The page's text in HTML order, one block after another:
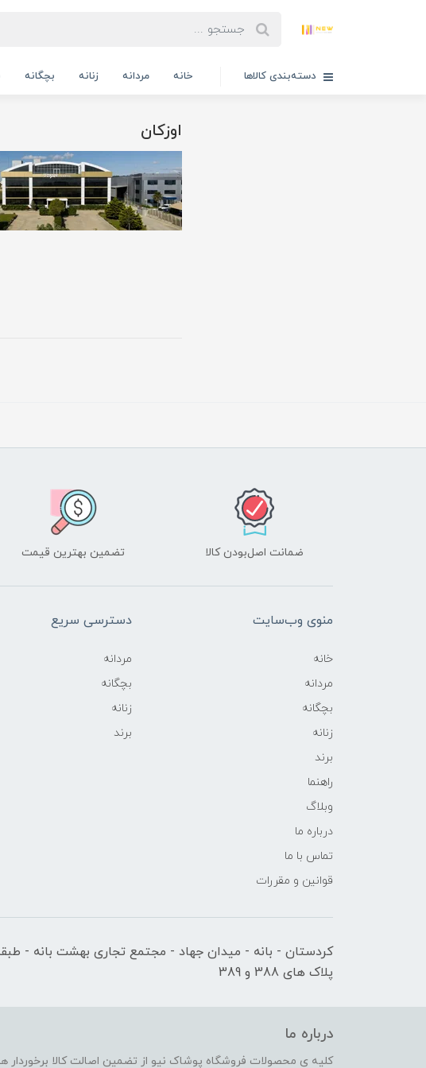
دسته‌بندی کالاها خانه مردانه زنانه بچگانه
اوزکان
ضمانت اصل‌بودن کالا تضمین بهترین قیمت
منوی وب‌سایت
خانه
مردانه
بچگانه
زنانه
برند
راهنما
وبلاگ
درباره ما
تماس با ما
قوانین و مقررات
دسترسی سریع
مردانه
بچگانه
زنانه
برند
کردستان - بانه - میدان جهاد - مجتمع تجاری بهشت بانه -
پلاک های 388 و 389
درباره ما
کلیه ی محصولات فروشگاه پوشاک نیو از تضمین اصالت کالا